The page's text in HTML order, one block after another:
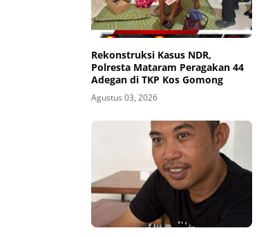
Rekonstruksi Kasus NDR,
Polresta Mataram Peragakan 44
Adegan di TKP Kos Gomong
Agustus 03, 2026